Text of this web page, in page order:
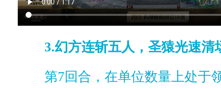
3.幻方连斩五人，圣猿光速清
第7回合，在单位数量上处于